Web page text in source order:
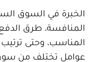
السوق السعودي
طرق الدفع
ترتيب الأقسام
من سوق لآخر.